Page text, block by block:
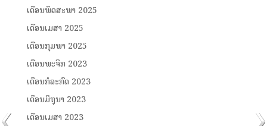
ເດືອນພຶດສະພາ 2025
ເດືອນເມສາ 2025
ເດືອນກຸມພາ 2025
ເດືອນພະຈິກ 2023
ເດືອນກໍລະກົດ 2023
ເດືອນມິຖຸນາ 2023
ເດືອນເມສາ 2023